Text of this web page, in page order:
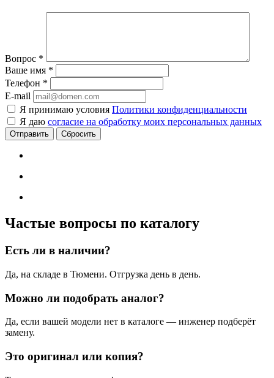
Вопрос *
Ваше имя *
Телефон *
E-mail
Я принимаю условия Политики конфиденциальности
Я даю согласие на обработку моих персональных данных
Сбросить
Частые вопросы по каталогу
Есть ли в наличии?
Да, на складе в Тюмени. Отгрузка день в день.
Можно ли подобрать аналог?
Да, если вашей модели нет в каталоге — инженер подберёт
замену.
Это оригинал или копия?